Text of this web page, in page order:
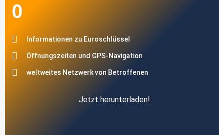
0
Informationen zu Euroschlüssel
Öffnungszeiten und GPS-Navigation
weltweites Netzwerk von Betroffenen
Jetzt herunterladen!